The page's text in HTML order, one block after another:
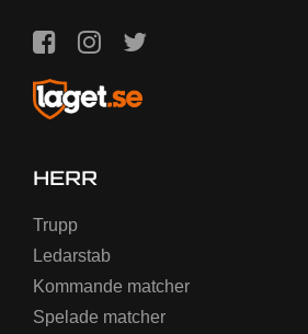
HERR
Trupp
Ledarstab
Kommande matcher
Spelade matcher